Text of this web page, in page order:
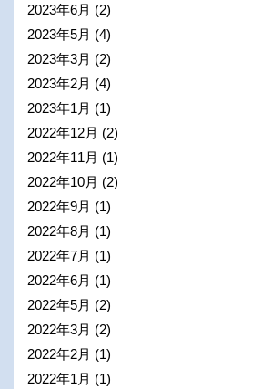
2023年6月 (2)
2023年5月 (4)
2023年3月 (2)
2023年2月 (4)
2023年1月 (1)
2022年12月 (2)
2022年11月 (1)
2022年10月 (2)
2022年9月 (1)
2022年8月 (1)
2022年7月 (1)
2022年6月 (1)
2022年5月 (2)
2022年3月 (2)
2022年2月 (1)
2022年1月 (1)